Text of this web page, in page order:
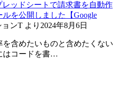
レッドシートで請求書を自動作
を公開しました【Google
ョンT より 2024年8月6日
を含めたいものと含めたくない
はコードを書…